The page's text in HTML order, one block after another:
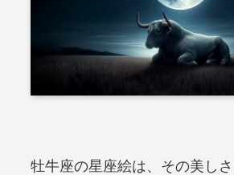
牡牛座の星座絵は、その美し